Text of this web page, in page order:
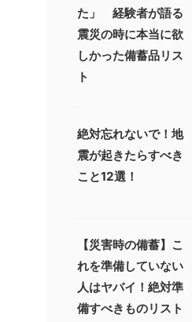
た」 経験者が語る
震災の時に本当に欲
しかった備蓄品リス
ト
絶対忘れないで！地
震が起きたらすべき
こと12選！
【災害時の備蓄】こ
れを準備していない
人はヤバイ！絶対準
備すべきものリスト